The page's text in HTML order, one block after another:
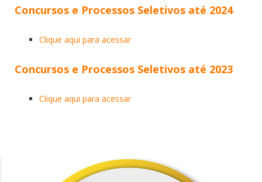
Concursos e Processos Seletivos até 2024
Clique aqui para acessar
Concursos e Processos Seletivos até 2023
Clique aqui para acessar